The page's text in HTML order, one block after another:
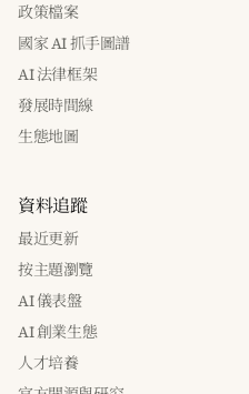
政策檔案
國家 AI 抓手圖譜
AI 法律框架
發展時間線
生態地圖
資料追蹤
最近更新
按主題瀏覽
AI 儀表盤
AI 創業生態
人才培養